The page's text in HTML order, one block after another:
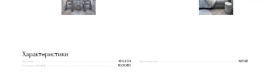
Характеристики
Артикул
KFG204
Габариты(ВxШxД)
110/30/110
Производство КИТАЙ